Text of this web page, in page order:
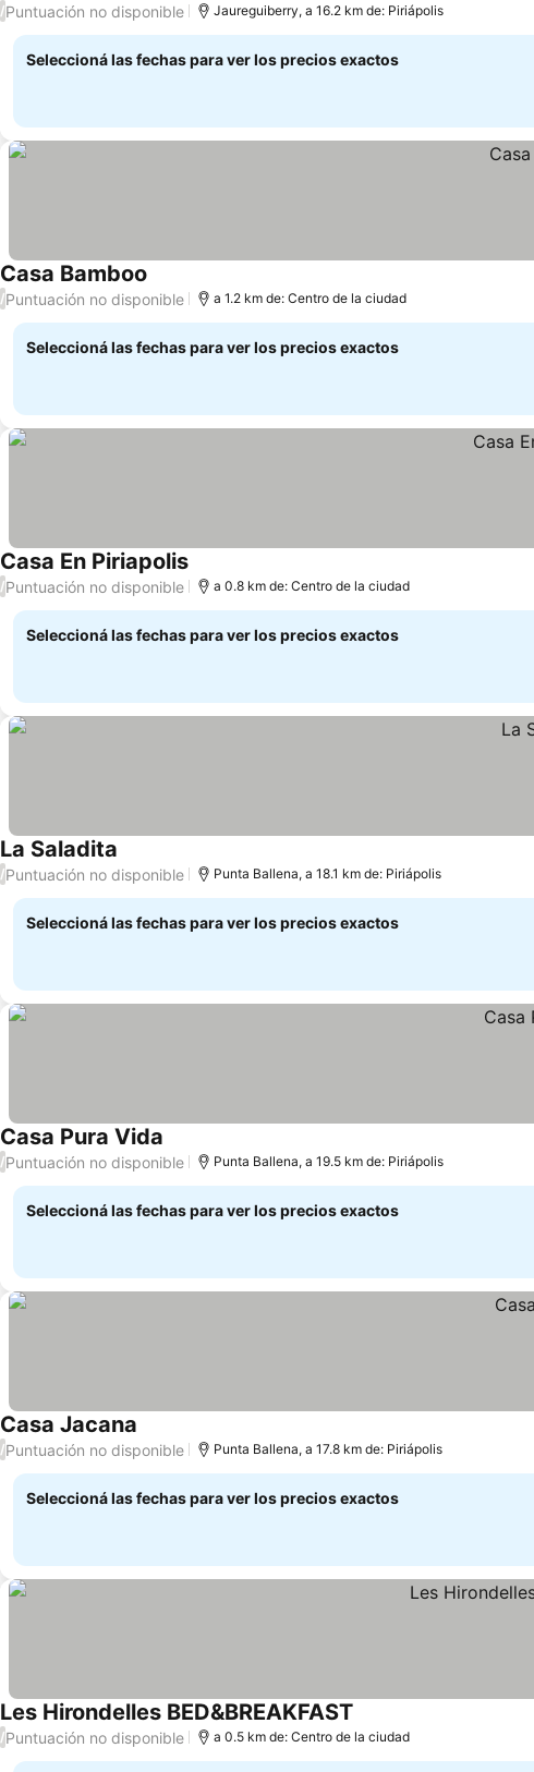
/Puntuación no disponible Jaureguiberry, a 16.2 km de: Piriápolis
Seleccioná las fechas para ver los precios exactos
Casa Bamboo
/Puntuación no disponible a 1.2 km de: Centro de la ciudad
Seleccioná las fechas para ver los precios exactos
Casa En Piriapolis
/Puntuación no disponible a 0.8 km de: Centro de la ciudad
Seleccioná las fechas para ver los precios exactos
La Saladita
/Puntuación no disponible Punta Ballena, a 18.1 km de: Piriápolis
Seleccioná las fechas para ver los precios exactos
Casa Pura Vida
/Puntuación no disponible Punta Ballena, a 19.5 km de: Piriápolis
Seleccioná las fechas para ver los precios exactos
Casa Jacana
/Puntuación no disponible Punta Ballena, a 17.8 km de: Piriápolis
Seleccioná las fechas para ver los precios exactos
Les Hirondelles BED&BREAKFAST
/Puntuación no disponible a 0.5 km de: Centro de la ciudad